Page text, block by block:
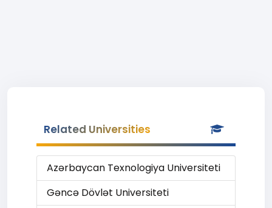
Related Universities
Azərbaycan Texnologiya Universiteti
Gəncə Dövlət Universiteti